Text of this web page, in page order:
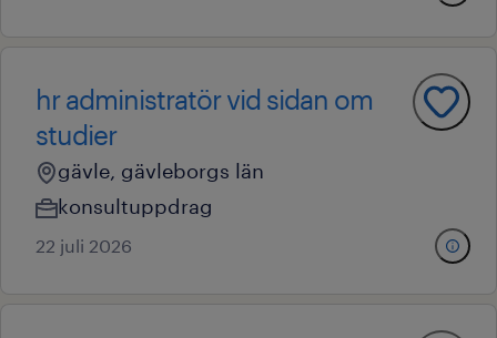
hr administratör vid sidan om
studier
gävle, gävleborgs län
konsultuppdrag
22 juli 2026